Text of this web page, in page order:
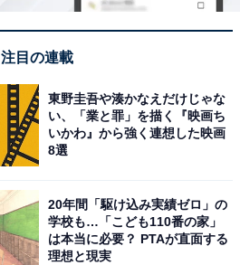
注目の連載
東野圭吾や湊かなえだけじゃな
い、「業と罪」を描く『映画ち
いかわ』から強く連想した映画
8選
20年間「駆け込み実績ゼロ」の
学校も…「こども110番の家」
は本当に必要？ PTAが直面する
理想と現実